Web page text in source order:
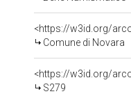
<https://w3id.org/
Comune di Novara
<https://w3id.org/
S279